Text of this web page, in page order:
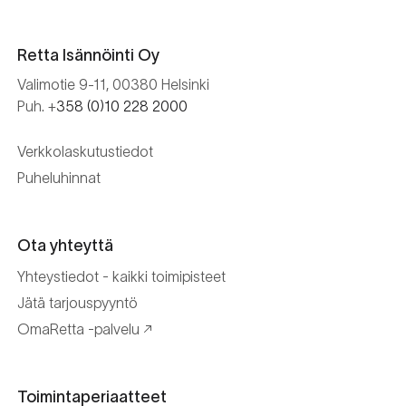
Retta Isännöinti Oy
Valimotie 9-11, 00380 Helsinki
Puh. +358 (0)10 228 2000
Verkkolaskutustiedot
Puheluhinnat
Ota yhteyttä
Yhteystiedot - kaikki toimipisteet
Jätä tarjouspyyntö
OmaRetta -palvelu
Toimintaperiaatteet